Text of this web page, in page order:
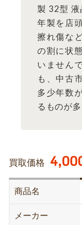
製 32型
年製を店
擦れ傷な
の割に状
いません
も、中古
多少年数
るものが
買取価格
商品名
メーカー